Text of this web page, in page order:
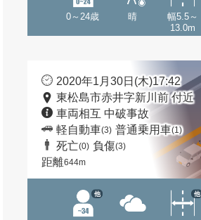
0～24歳 晴
幅5.5～
13.0m
2020年1月30日(木)17:42
東松島市赤井字新川前 付近
車両相互 中破事故
軽自動車(3) 普通乗用車(1)
死亡(0) 負傷(3)
距離644m
他 他